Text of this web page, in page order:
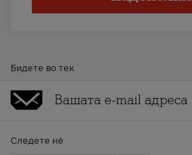
Бидете во тек
Следете нè